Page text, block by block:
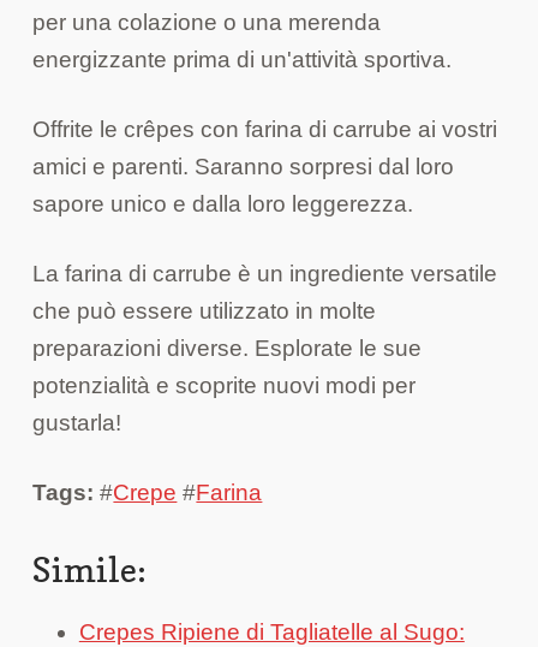
per una colazione o una merenda
energizzante prima di un'attività sportiva.
Offrite le crêpes con farina di carrube ai vostri
amici e parenti. Saranno sorpresi dal loro
sapore unico e dalla loro leggerezza.
La farina di carrube è un ingrediente versatile
che può essere utilizzato in molte
preparazioni diverse. Esplorate le sue
potenzialità e scoprite nuovi modi per
gustarla!
Tags: #Crepe #Farina
Simile:
Crepes Ripiene di Tagliatelle al Sugo: